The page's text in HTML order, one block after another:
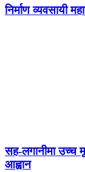
निर्माण व्यवसायी
सह-लगानीमा उच्च
आह्वान